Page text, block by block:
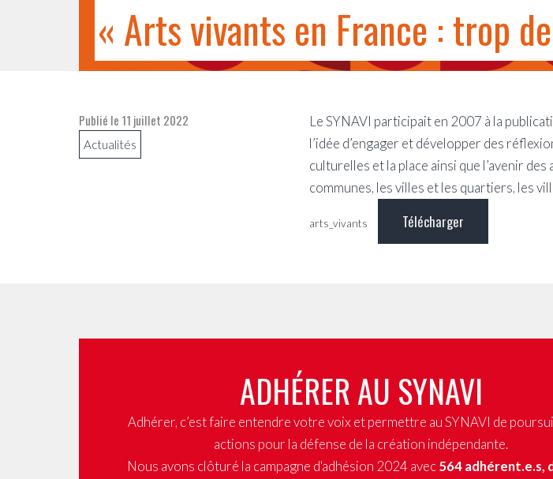
« Arts vivants en France : trop
Le SYNAVI participait en 2007 à la
l’idée d’engager et développer des
culturelles et la place ainsi que l’avenir
communes, les villes et les quartiers, les
arts_vivants Télécharger
Publié le 11 juillet 2022
Actualités
ADHÉRER AU SYNAVI
Adhérer, c’est faire entendre votre voix et permettre au SYNAVI de
actions pour la défense de la création indépendante.
Nous avons clôturé la campagne d'adhésion 2024 avec564 adhérent.e.s,